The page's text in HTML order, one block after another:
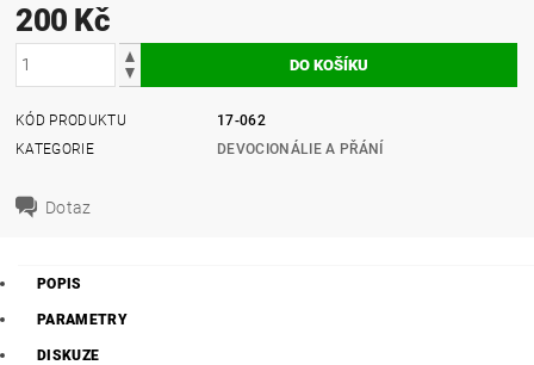
200 Kč
KÓD PRODUKTU
17-062
KATEGORIE
DEVOCIONÁLIE A PŘÁNÍ
Dotaz
POPIS
PARAMETRY
DISKUZE